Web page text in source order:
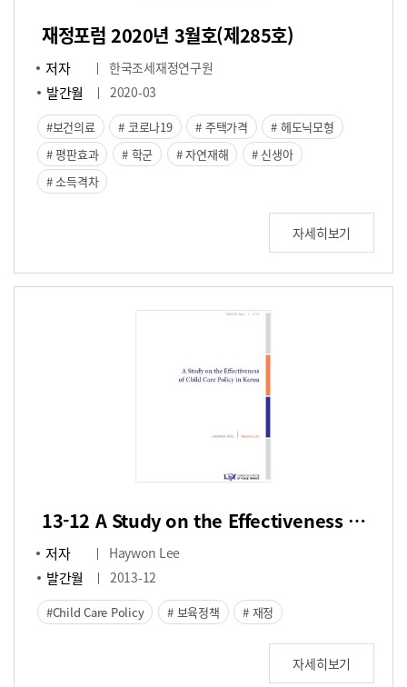
재정포럼 2020년 3월호(제285호)
저자 한국조세재정연구원
발간월 2020-03
보건의료 코로나19 주택가격
헤도닉모형
평판효과
학군 자연재해
신생아
소득격차
자세히보기
13-12 A Study on the Effectiveness of Child Care Policy in Korea
저자 Haywon Lee
발간월 2013-12
Child Care Policy 보육정책 재정
자세히보기